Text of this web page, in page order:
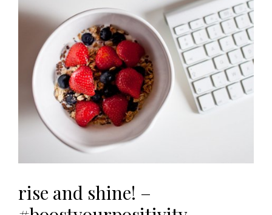
rise and shine! –